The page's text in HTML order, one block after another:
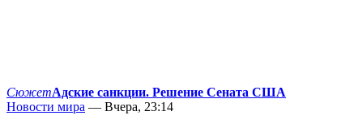
СюжетАдские санкции. Решение Сената США
Новости мира — Вчера, 23:14